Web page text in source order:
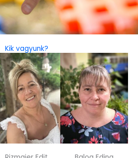
Kik vagyunk?